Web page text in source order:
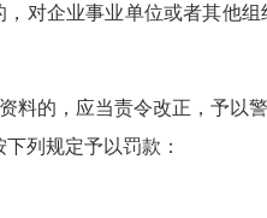
企业事业单位或者其他组
的，应当责令改正，予以
列规定予以罚款：